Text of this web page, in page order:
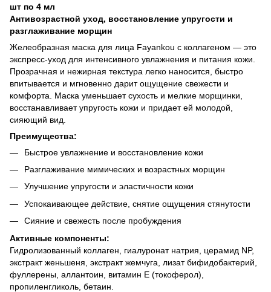
шт по 4 мл
Антивозрастной уход, восстановление упругости и
разглаживание морщин
Желеобразная маска для лица Fayankou с коллагеном — это
экспресс-уход для интенсивного увлажнения и питания кожи.
Прозрачная и нежирная текстура легко наносится, быстро
впитывается и мгновенно дарит ощущение свежести и
комфорта. Маска уменьшает сухость и мелкие морщинки,
восстанавливает упругость кожи и придает ей молодой,
сияющий вид.
Преимущества:
Быстрое увлажнение и восстановление кожи
Разглаживание мимических и возрастных морщин
Улучшение упругости и эластичности кожи
Успокаивающее действие, снятие ощущения стянутости
Сияние и свежесть после пробуждения
Активные компоненты:
Гидролизованный коллаген, гиалуронат натрия, церамид NP,
экстракт женьшеня, экстракт жемчуга, лизат бифидобактерий,
фуллерены, аллантоин, витамин Е (токоферол),
пропиленгликоль, бетаин.